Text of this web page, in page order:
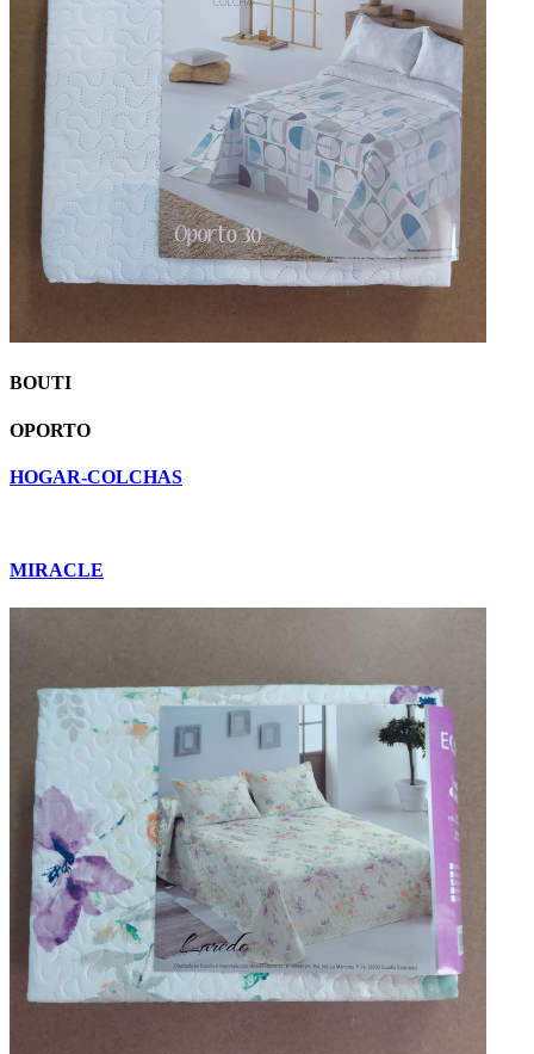
BOUTI
OPORTO
HOGAR-COLCHAS
MIRACLE